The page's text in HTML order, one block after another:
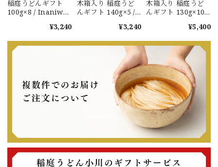
稲庭うどんギフト
100g×8 / Inaniwa
¥3,240
木箱入り 稲庭うど
んギフト 140g×5 /
Gift Box (wood)¥3,240
木箱入り 稲庭うど
んギフト 130g×10 /
Gift Box (wood)¥5,400